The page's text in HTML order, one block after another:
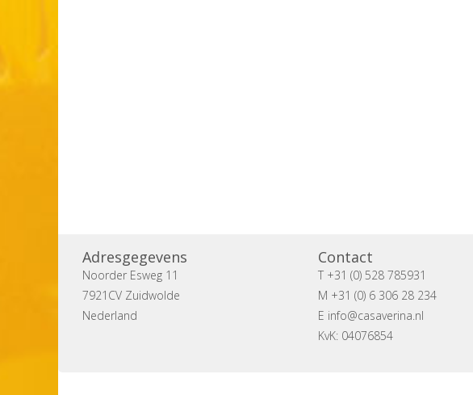
Adresgegevens
Noorder Esweg 11
7921CV Zuidwolde
Nederland
Contact
T +31 (0) 528 785931
M +31 (0) 6 306 28 234
E info@casaverina.nl
KvK: 04076854